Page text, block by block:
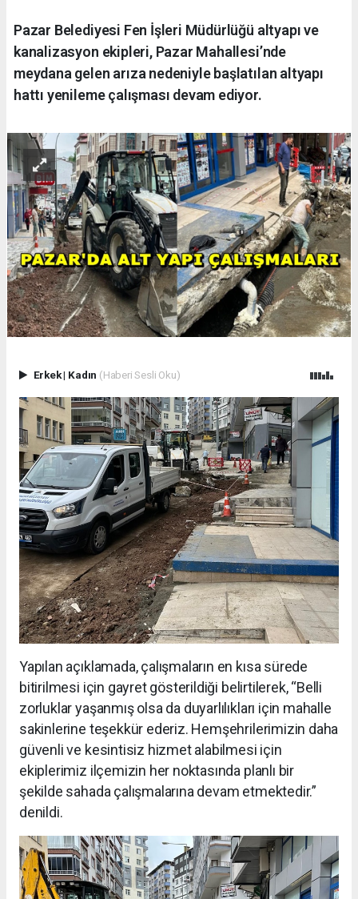
Pazar Belediyesi Fen İşleri Müdürlüğü altyapı ve
kanalizasyon ekipleri, Pazar Mahallesi’nde
meydana gelen arıza nedeniyle başlatılan altyapı
hattı yenileme çalışması devam ediyor.
Erkek| Kadın (Haberi Sesli Oku)
Yapılan açıklamada, çalışmaların en kısa sürede
bitirilmesi için gayret gösterildiği belirtilerek, “Belli
zorluklar yaşanmış olsa da duyarlılıkları için mahalle
sakinlerine teşekkür ederiz. Hemşehrilerimizin daha
güvenli ve kesintisiz hizmet alabilmesi için
ekiplerimiz ilçemizin her noktasında planlı bir
şekilde sahada çalışmalarına devam etmektedir.”
denildi.